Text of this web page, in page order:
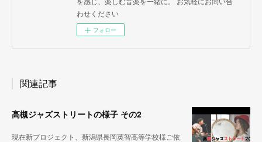
わせください
フォロー
関連記事
高槻ジャズストリートの様子 その2
現在新プロジェクト、新潟県長岡英智高等学校様ご依